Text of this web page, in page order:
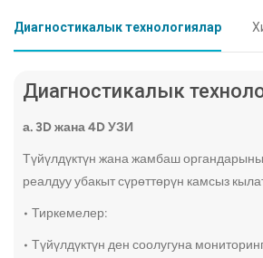
ачык курсак хирургиясын камтыйт.
пайда:
Катуу кан агуу, жамбаштын оорушу,
сыяктуу симптомдорду басаңдатат.
Жатындын функциясын калыбына
келтирүү менен төрөттү жакшыртат.
тезирээк калыбына келтирүүгө жана
минималдуу тырыктарга алып
Диагностикалык технологиялар
Диагностикалык
а. 3D жана 4D УЗИ
Түйүлдүктүн жана жамбаш
реалдуу убакыт сүрөттөрүн камсыз
• Тиркемелер:
• Түйүлдүктүн ден соолугуна